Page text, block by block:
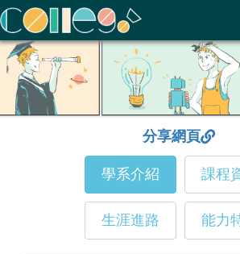
ColleGo! 大學選才與高中育才輔助系統
分享網頁
學系介紹 課程
生涯進路 能力